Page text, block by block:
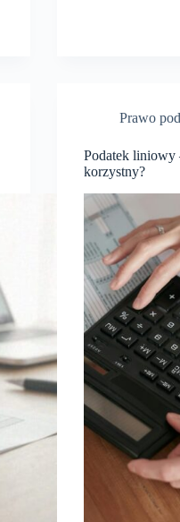
Prawo
Podatek liniowy
korzystny?